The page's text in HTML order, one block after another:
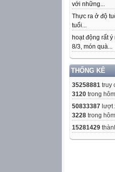
với những...
Thực ra ở độ
tuổi...
hoạt động rất
8/3, món quà...
THỐNG KÊ
35258881 truy
3120 trong
50833387 lượt
3228 trong
15281429